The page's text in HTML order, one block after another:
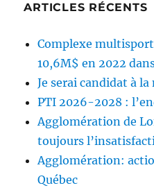
ARTICLES RÉCENTS
Complexe
10,6M$ en 2022
Je serai candidat à
PTI 2026-2028 :
Agglomération de
toujours
Agglomération:
Québec